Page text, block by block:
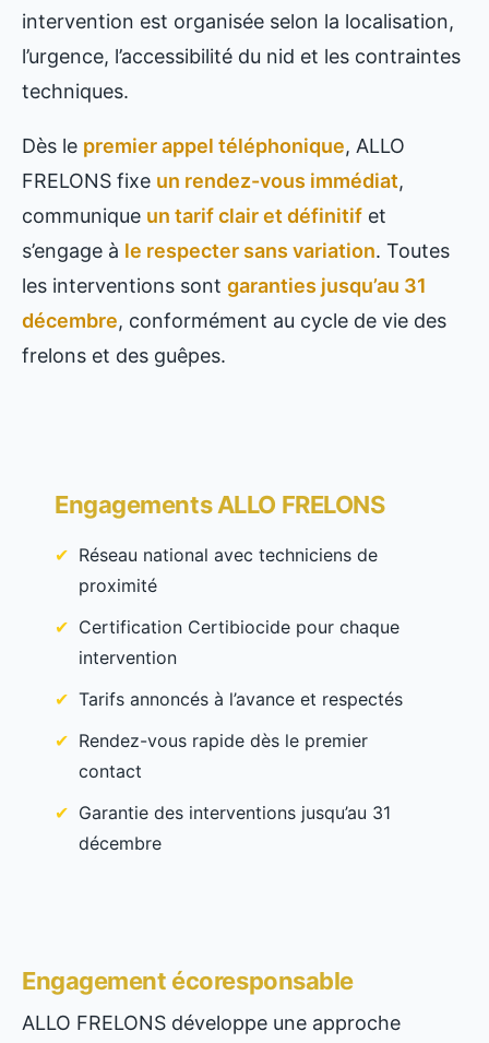
intervention est organisée selon la localisation,
l’urgence, l’accessibilité du nid et les contraintes
techniques.
Dès le premier appel téléphonique, ALLO
FRELONS fixe un rendez-vous immédiat,
communique un tarif clair et définitif et
s’engage à le respecter sans variation. Toutes
les interventions sont garanties jusqu’au 31
décembre, conformément au cycle de vie des
frelons et des guêpes.
Engagements ALLO FRELONS
Réseau national avec techniciens de
proximité
Certification Certibiocide pour chaque
intervention
Tarifs annoncés à l’avance et respectés
Rendez-vous rapide dès le premier
contact
Garantie des interventions jusqu’au 31
décembre
Engagement écoresponsable
ALLO FRELONS développe une approche